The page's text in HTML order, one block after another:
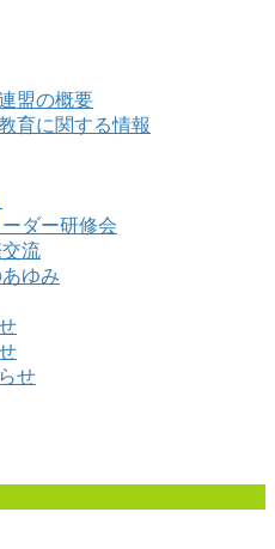
盟の概要
育に関する情報
ダー研修会
流
ゆみ
せ